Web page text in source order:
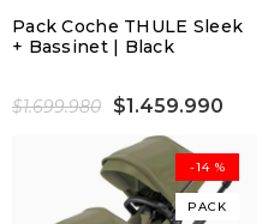
Pack Coche THULE Sleek
+ Bassinet | Black
$1.699.980 $1.459.990
-14 %
PACK